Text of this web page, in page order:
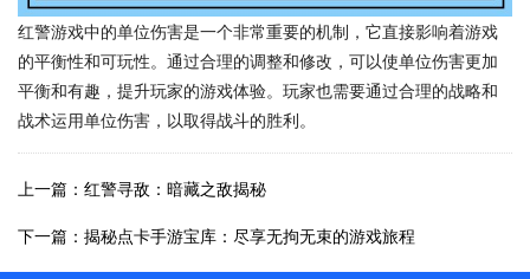
红警游戏中的单位伤害是一个非常重要的机制，它直接影响着游戏
的平衡性和可玩性。通过合理的调整和修改，可以使单位伤害更加
平衡和有趣，提升玩家的游戏体验。玩家也需要通过合理的战略和
战术运用单位伤害，以取得战斗的胜利。
上一篇：红警寻敌：暗藏之敌揭秘
下一篇：揭秘点卡手游宝库：尽享无拘无束的游戏旅程